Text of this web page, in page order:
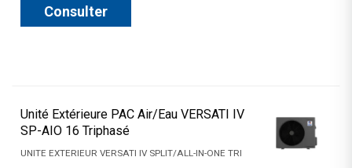
Consulter
Unité Extérieure PAC Air/Eau VERSATI IV
SP-AIO 16 Triphasé
UNITE EXTERIEUR VERSATI IV SPLIT/ALL-IN-ONE TRI